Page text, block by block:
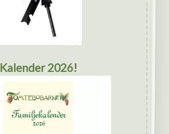
Kalender 2026!